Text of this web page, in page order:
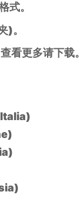
式。
)。
看更多请下载。